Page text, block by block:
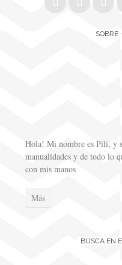
SOBRE
Hola! Mi nombre es Pili, y
manualidades y de todo lo
con mis manos
Más
BUSCA EN